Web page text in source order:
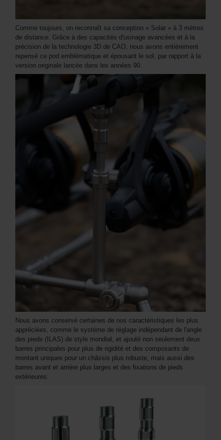
Comme toujours, on reconnaît sa conception « Solar » à 3 mètres
de distance. Grâce à des capacités d'usinage avancées et à la
précision de la technologie 3D de CAO, nous avons entièrement
repensé ce pod emblématique et épousant le sol, par rapport à la
version originale lancée dans les années 90.
Nous avons conservé certaines de nos caractéristiques les plus
appréciées, comme le système de réglage indépendant de l'angle
des pieds (ILAS) de style mondial, et ajouté non seulement deux
barres principales pour plus de rigidité et des composants de
montant uniques pour un châssis plus robuste, mais aussi des
barres avant et arrière plus larges et des fixations de pieds
extérieures.